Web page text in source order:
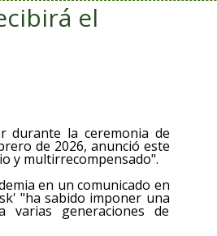
el
durante la ceremonia de
de 2026, anunció este
y multirrecompensado".
en un comunicado en
"ha sabido imponer una
generaciones de